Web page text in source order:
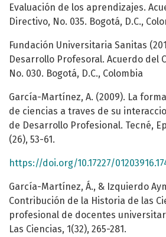
Evaluación de los aprendizajes.
Directivo, No. 035. Bogotá, D.C.,
Fundación Universitaria Sanitas
Desarrollo Profesoral. Acuerdo del
No. 030. Bogotá, D.C., Colombia
García-Martínez, A. (2009). La
de ciencias a traves de su
de Desarrollo Profesional. Tecné,
(26), 53-61.
https://doi.org/10.17227/
García-Martínez, Á., & Izquierdo
Contribución de la Historia de las
profesional de docentes
Las Ciencias, 1(32), 265-281.